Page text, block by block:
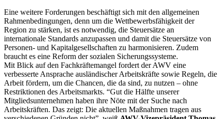
Eine weitere Forderungen beschäftigt sich mit den allgemeinen
Rahmenbedingungen, denn um die Wettbewerbsfähigkeit der
Region zu stärken, ist es notwendig, die Steuersätze an
internationale Standards anzupassen und damit die Steuersätze von
Personen- und Kapitalgesellschaften zu harmonisieren. Zudem
braucht es eine Reform der sozialen Sicherungssysteme.
Mit Blick auf den Fachkräftemangel fordert der AWV eine
verbesserte Ansprache ausländischer Arbeitskräfte sowie Regeln, die
Arbeit fördern, um die Chancen, die da sind, zu nutzen – ohne
Restriktionen des Arbeitsmarkts. “Gut die Hälfte unserer
Mitgliedsunternehmen haben ihre Nöte mit der Suche nach
Arbeitskräften. Das zeigt: Die aktuellen Maßnahmen tragen aus